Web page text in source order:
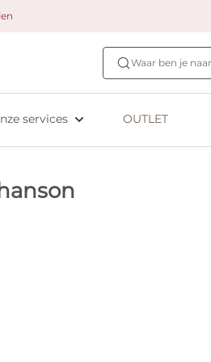
Waar ben je
Empreinte
services
styling services Ontdek jouw
Bh-maat
OUTLET